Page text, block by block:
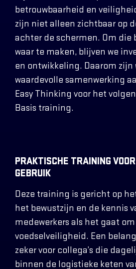
betrouwbaarheid en
zijn niet alleen zichtbaar op
achter de schermen. Om die
waar te maken, blijven we
en ontwikkeling. Daarom zijn
waardevolle samenwerking
Easy Thinking voor het
Basis training.
PRAKTISCHE TRAINING
GEBRUIK
Deze training is gericht op
het bewustzijn en de kennis
medewerkers als het gaat om
voedselveiligheid. Een
zeker voor collega’s die
binnen de logistieke keten